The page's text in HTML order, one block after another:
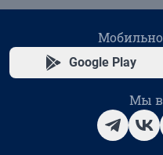
Google Play
Мы в